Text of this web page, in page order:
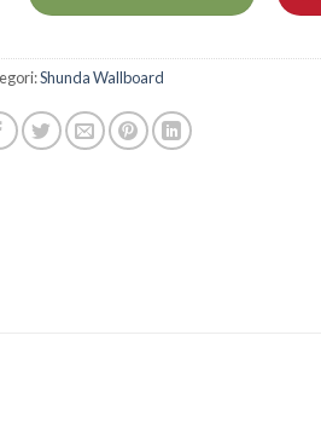
Shunda Wallboard